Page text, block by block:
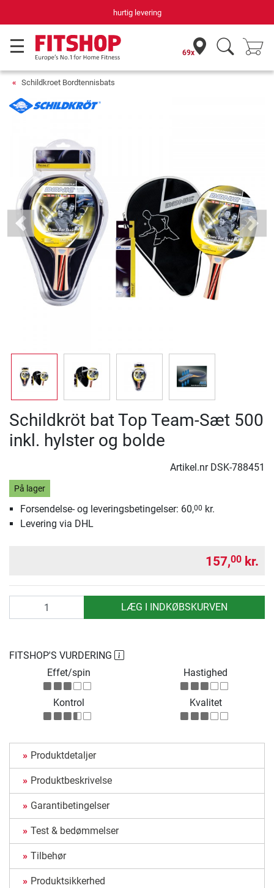
hurtig levering
69x
Schildkroet Bordtennisbats
Previous Next
Schildkröt bat Top Team-Sæt 500
inkl. hylster og bolde
Artikel.nr DSK-788451
På lager
Forsendelse- og leveringsbetingelser: 60,00 kr.
Levering via DHL
157,00 kr.
LÆG I INDKØBSKURVEN
FITSHOP'S VURDERING
Effet/spin
Hastighed
Kontrol Kvalitet
Produktdetaljer
Produktbeskrivelse
Garantibetingelser
Test & bedømmelser
Tilbehør
Produktsikkerhed